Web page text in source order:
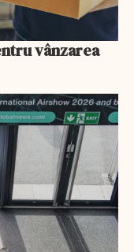
vânzarea